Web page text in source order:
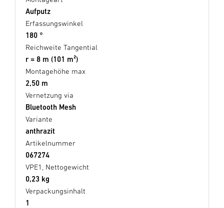
Aufputz
Erfassungswinkel
180 °
Reichweite Tangential
r = 8 m (101 m²)
Montagehöhe max
2,50 m
Vernetzung via
Bluetooth Mesh
Variante
anthrazit
Artikelnummer
067274
VPE1, Nettogewicht
0,23 kg
Verpackungsinhalt
1